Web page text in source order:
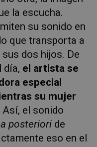
la escucha.
su sonido en
que transporta a
dos hijos. De
día, el artista se
especial
su mujer
Así, el sonido
a posteriori de
eso en el